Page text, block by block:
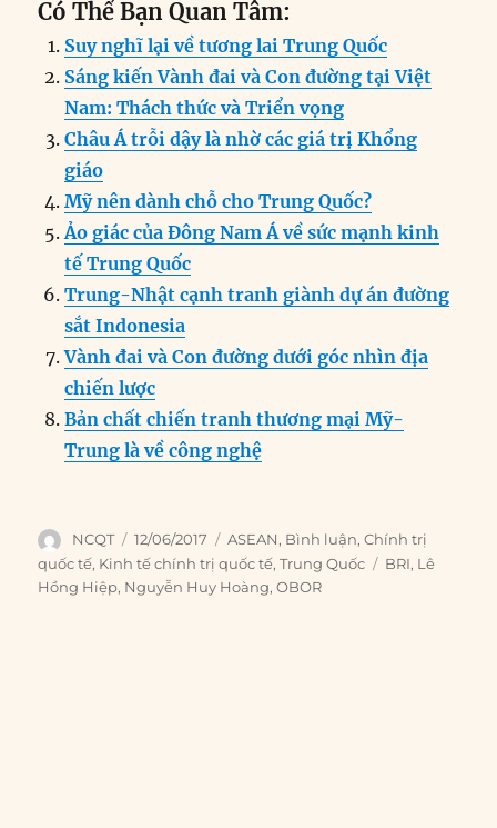
c
e
b
o
o
k
k
e
d
I
ai
l
ss
e
n
g
at
s
A
p
e
g
r
a
n
t
re
Có Thể Bạn Quan Tâm:
Suy nghĩ lại về tương lai Trung Quốc
Sáng kiến Vành đai và Con đường tại Việt
Nam: Thách thức và Triển vọng
Châu Á trỗi dậy là nhờ các giá trị Khổng
giáo
Mỹ nên dành chỗ cho Trung Quốc?
Ảo giác của Đông Nam Á về sức mạnh kinh
tế Trung Quốc
Trung-Nhật cạnh tranh giành dự án đường
sắt Indonesia
Vành đai và Con đường dưới góc nhìn địa
chiến lược
Bản chất chiến tranh thương mại Mỹ-
Trung là về công nghệ
Author
NCQT
Posted
on
12/06/2017 Categories
ASEAN, Bình luận,Chính trị
quốc tế, Kinh tế chính trị quốc tế,Trung Quốc Tags
BRI, Lê
Hồng Hiệp, Nguyễn Huy Hoàng,OBOR